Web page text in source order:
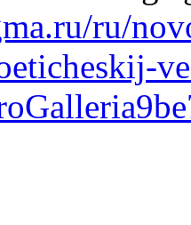
ru/